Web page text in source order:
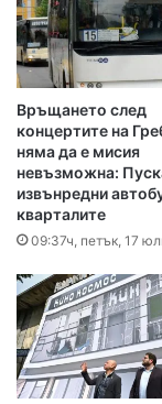
Връщането след
концертите на
няма да е мисия
невъзможна:
извънредни
кварталите
09:37ч, петък, 17